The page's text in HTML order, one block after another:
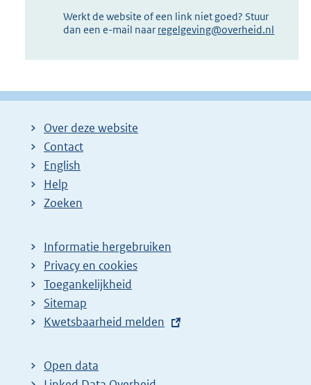
Werkt de website of een link niet goed? Stuur
dan een e-mail naar regelgeving@overheid.nl
Over deze website
Contact
English
Help
Zoeken
Informatie hergebruiken
Privacy en cookies
Toegankelijkheid
Sitemap
E
t
e
Kwetsbaarheid melden
Open data